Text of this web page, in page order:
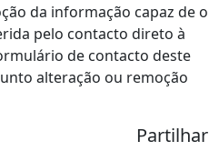
da informação capaz de o
pelo contacto direto à
de contacto deste
alteração ou remoção
Partilhar